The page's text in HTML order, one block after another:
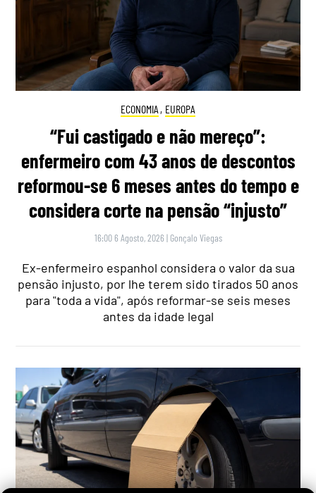
ECONOMIA , EUROPA
“Fui castigado e não mereço”:
enfermeiro com 43 anos de descontos
reformou-se 6 meses antes do tempo e
considera corte na pensão “injusto”
16:00 6 Agosto, 2026 | Gonçalo Viegas
Ex-enfermeiro espanhol considera o valor da sua
pensão injusto, por lhe terem sido tirados 50 anos
para "toda a vida", após reformar-se seis meses
antes da idade legal